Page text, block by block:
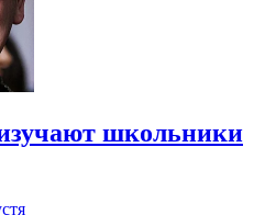
школьники